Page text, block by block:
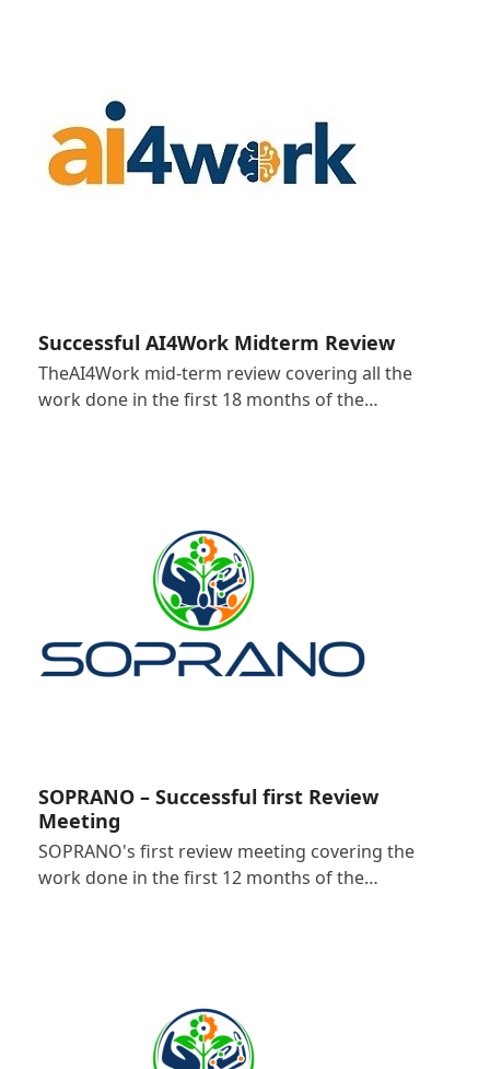
Successful AI4Work Midterm Review
TheAI4Work mid-term review covering all the
work done in the first 18 months of the…
SOPRANO – Successful first Review
Meeting
SOPRANO's first review meeting covering the
work done in the first 12 months of the…